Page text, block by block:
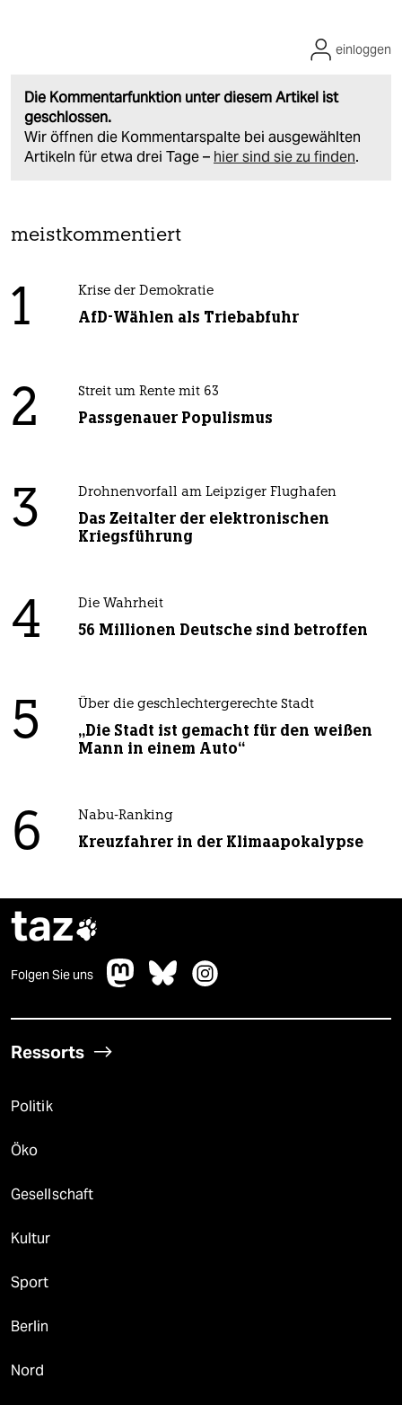
Die Kommentarfunktion unter diesem Artikel ist
geschlossen.
Wir öffnen die Kommentarspalte bei ausgewählten
Artikeln für etwa drei Tage – hier sind sie zu finden.
einloggen
meistkommentiert
1 Krise der Demokratie
AfD-Wählen als Triebabfuhr
2 Streit um Rente mit 63
Passgenauer Populismus
3 Drohnenvorfall am Leipziger Flughafen
Das Zeitalter der elektronischen
Kriegsführung
4 Die Wahrheit
56 Millionen Deutsche sind betroffen
5 Über die geschlechtergerechte Stadt
„Die Stadt ist gemacht für den weißen
Mann in einem Auto“
6 Nabu-Ranking
Kreuzfahrer in der Klimaapokalypse
taz
Folgen Sie uns
Ressorts
Politik
Öko
Gesellschaft
Kultur
Sport
Berlin
Nord